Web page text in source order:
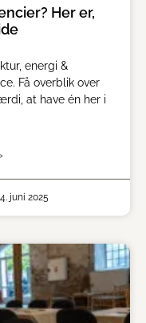
Her er,
energi &
Få overblik over
at have én her i
juni 2025